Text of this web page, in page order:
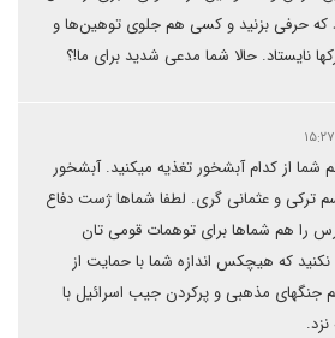
که حرفی بزنید و کسی هم جلوی توهین‌ها و
نایستاد. حالا شما مدعی شدید برای ما!؟
شما از کدام آبشخور تغذیه میکنید. آبشخور
ترکی و عثمانی گری. لطفا شماها ژست دفاع
را هم شماها برای توهمات قومی تان
که هیچکس اندازه شما با حمایت از
جنگهای مذهبی و پرکردن جیب اسرائیل با